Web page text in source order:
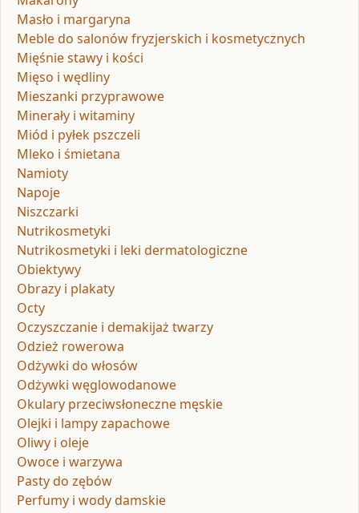
Masło i margaryna
Meble do salonów fryzjerskich i kosmetycznych
Mięśnie stawy i kości
Mięso i wędliny
Mieszanki przyprawowe
Minerały i witaminy
Miód i pyłek pszczeli
Mleko i śmietana
Namioty
Napoje
Niszczarki
Nutrikosmetyki
Nutrikosmetyki i leki dermatologiczne
Obiektywy
Obrazy i plakaty
Octy
Oczyszczanie i demakijaż twarzy
Odzież rowerowa
Odżywki do włosów
Odżywki węglowodanowe
Okulary przeciwsłoneczne męskie
Olejki i lampy zapachowe
Oliwy i oleje
Owoce i warzywa
Pasty do zębów
Perfumy i wody damskie